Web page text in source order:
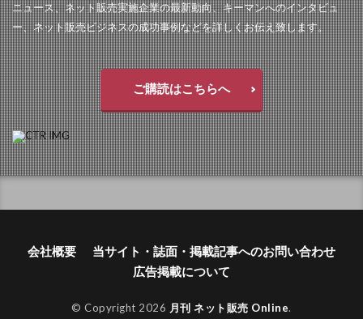
ニュース、ネット販売実施企業の最新動向、キーマンへのインタビュ
ー、ネット販売ビジネスの成功事例などを詳しくお伝え致します。
ご購読はこちらへ
会社概要
当サイト・誌面・掲載記事へのお問い合わせ
広告掲載について
© Copyright 2026 月刊 ネット販売 Online.